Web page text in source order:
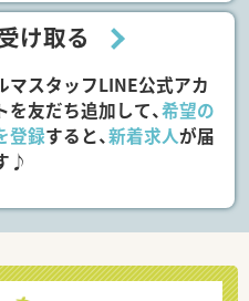
け取る
マスタッフLINE公式アカ
を友だち追加して、希望の
登録すると、新着求人が届
♪